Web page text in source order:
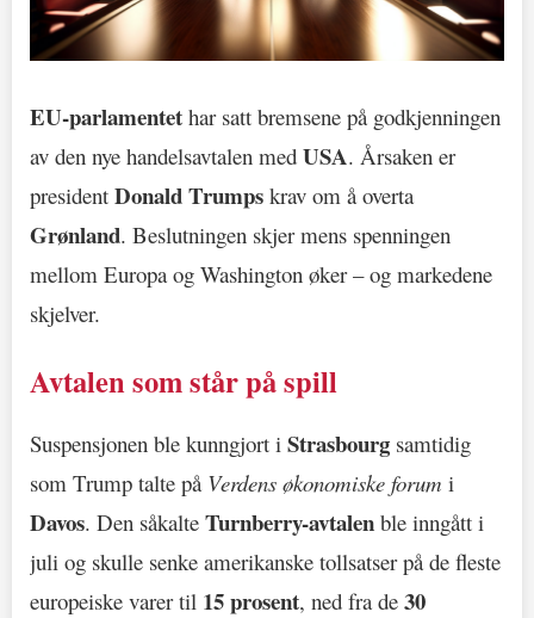
EU-parlamentet har satt bremsene på godkjenningen
av den nye handelsavtalen med USA. Årsaken er
president Donald Trumps krav om å overta
Grønland. Beslutningen skjer mens spenningen
mellom Europa og Washington øker – og markedene
skjelver.
Avtalen som står på spill
Suspensjonen ble kunngjort i Strasbourg samtidig
som Trump talte på Verdens økonomiske forum i
Davos. Den såkalte Turnberry-avtalen ble inngått i
juli og skulle senke amerikanske tollsatser på de fleste
europeiske varer til 15 prosent, ned fra de 30